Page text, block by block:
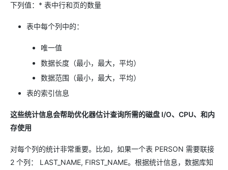
下列值：* 表中行和页的数量
表中每个列中的：
唯一值
数据长度（最小，最大，平均）
数据范围（最小，最大，平均）
表的索引信息
这些统计信息会帮助优化器估计查询所需的磁盘 I/O、CPU、和内
存使用
对每个列的统计非常重要。比如，如果一个表 PERSON 需要联接
2 个列： LAST_NAME, FIRST_NAME。根据统计信息，数据库知